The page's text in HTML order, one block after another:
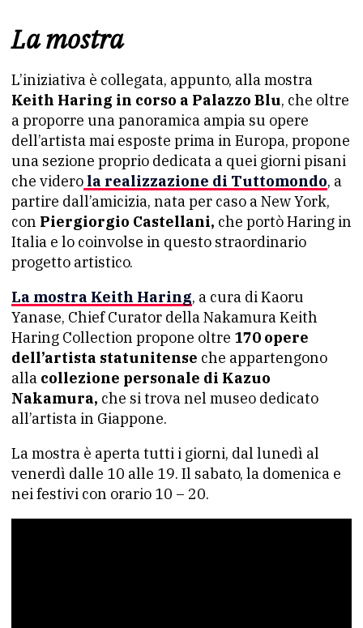
La mostra
L’iniziativa è collegata, appunto, alla mostra
Keith Haring in corso a Palazzo Blu, che oltre
a proporre una panoramica ampia su opere
dell’artista mai esposte prima in Europa, propone
una sezione proprio dedicata a quei giorni pisani
che videro la realizzazione di Tuttomondo, a
partire dall’amicizia, nata per caso a New York,
con Piergiorgio Castellani, che portò Haring in
Italia e lo coinvolse in questo straordinario
progetto artistico.
La mostra Keith Haring, a cura di Kaoru
Yanase, Chief Curator della Nakamura Keith
Haring Collection propone oltre 170 opere
dell’artista statunitense che appartengono
alla collezione personale di Kazuo
Nakamura, che si trova nel museo dedicato
all’artista in Giappone.
La mostra è aperta tutti i giorni, dal lunedì al
venerdì dalle 10 alle 19. Il sabato, la domenica e
nei festivi con orario 10 – 20.